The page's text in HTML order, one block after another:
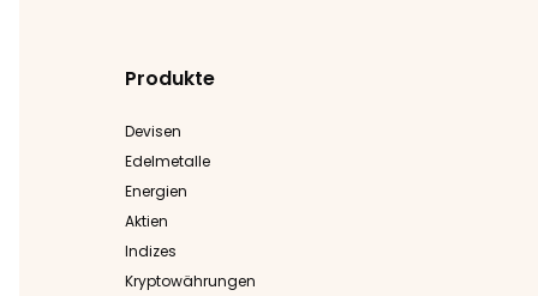
Produkte
Devisen
Edelmetalle
Energien
Aktien
Indizes
Kryptowährungen